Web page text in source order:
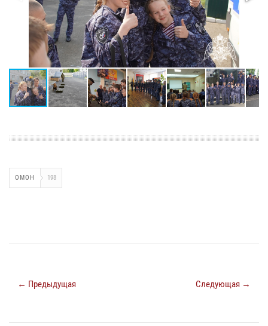
ОМОН 198
← Предыдущая Следующая →